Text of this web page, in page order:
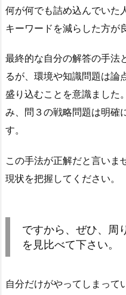
何が何でも詰め込んでいた
キーワードを減らした方が
最終的な自分の解答の手法
るが、環境や知識問題は論
盛り込むことを意識ました
み、問３の戦略問題は明確
す。
この手法が正解だと言いま
現状を把握してください。
ですから、ぜひ、周
を見比べて下さい。
自分だけがやってしまって